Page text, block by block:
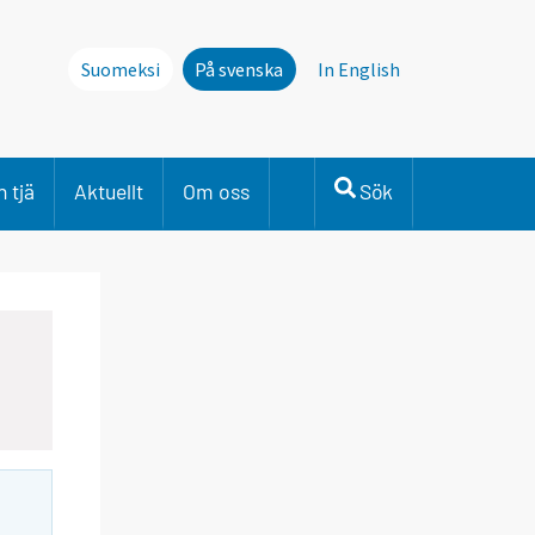
Suomeksi På svenska In English
tjä Aktuellt Om oss Sök